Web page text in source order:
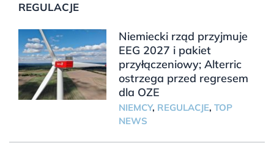
REGULACJE
Niemiecki rząd przyjmuje
EEG 2027 i pakiet
przyłączeniowy; Alterric
ostrzega przed regresem
dla OZE
NIEMCY, REGULACJE, TOP
NEWS